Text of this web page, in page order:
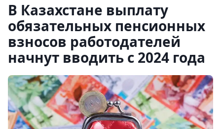
В Казахстане выплату
обязательных пенсионных
взносов работодателей
начнут вводить с 2024 года